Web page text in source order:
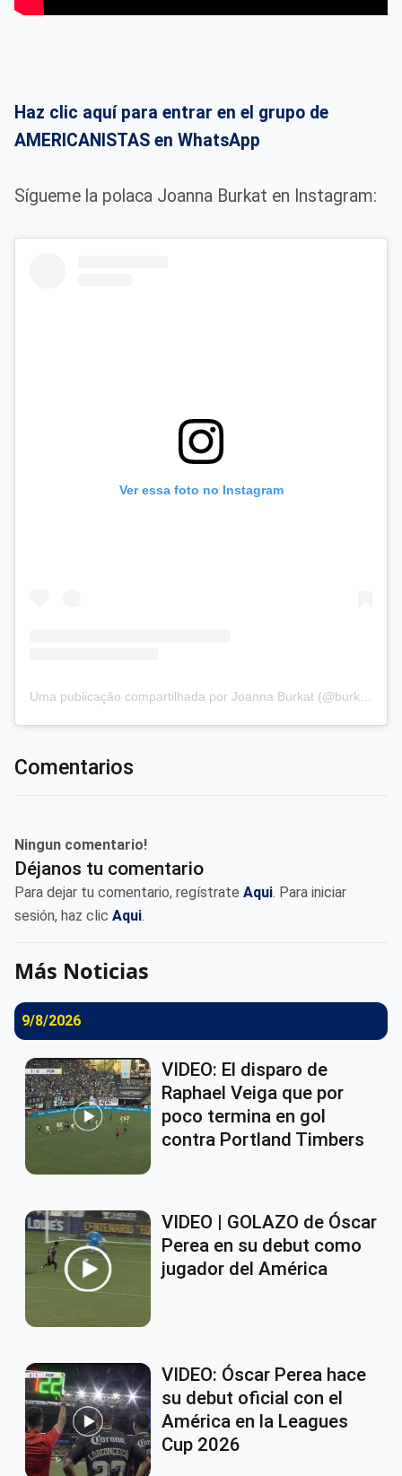
Haz clic aquí para entrar en el grupo de
AMERICANISTAS en WhatsApp
Sígueme la polaca Joanna Burkat en Instagram:
Ver essa foto no Instagram
Comentarios
Ningun comentario!
Déjanos tu comentario
Para dejar tu comentario, regístrate Aqui. Para iniciar
sesión, haz clic Aqui.
Más Noticias
9/8/2026
VIDEO: El disparo de
Raphael Veiga que por
poco termina en gol
contra Portland Timbers
VIDEO | GOLAZO de Óscar
Perea en su debut como
jugador del América
VIDEO: Óscar Perea hace
su debut oficial con el
América en la Leagues
Cup 2026